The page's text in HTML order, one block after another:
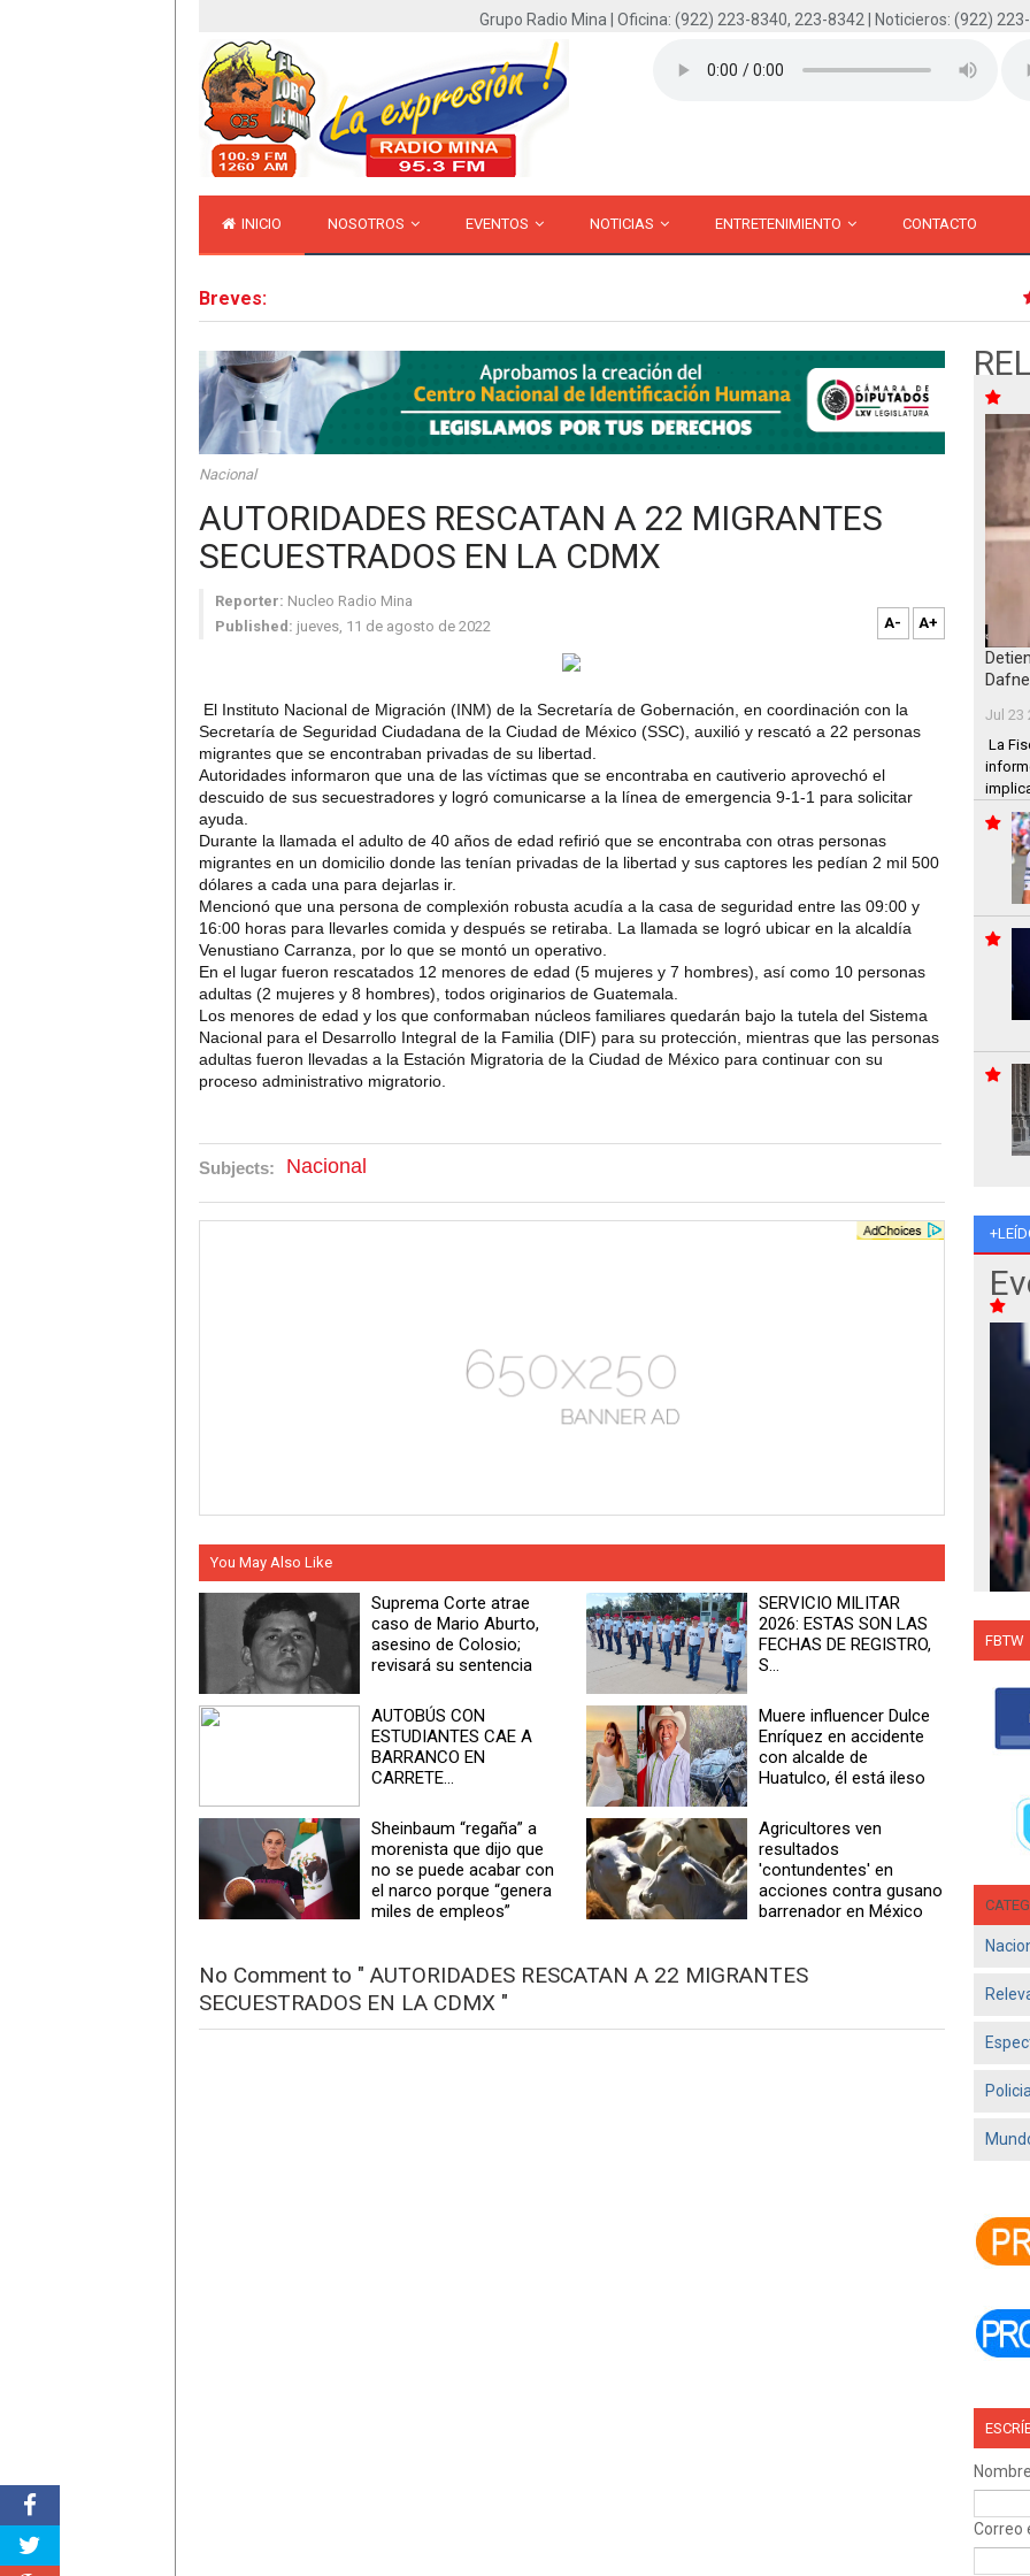
Grupo Radio Mina | Oficina: (922) 223-8340, 223-8342 | Noticieros: (922)
INICIO NOSOTROS EVENTOS NOTICIAS ENTRETENIMIENTO CONTACTO
Breves:
Nacional
AUTORIDADES RESCATAN A 22 MIGRANTES
SECUESTRADOS EN LA CDMX
Reporter: Nucleo Radio Mina
Published: jueves, 11 de agosto de 2022 A- A+
El Instituto Nacional de Migración (INM) de la Secretaría de Gobernación, en coordinación con la
Secretaría de Seguridad Ciudadana de la Ciudad de México (SSC), auxilió y rescató a 22 personas
migrantes que se encontraban privadas de su libertad.
Autoridades informaron que una de las víctimas que se encontraba en cautiverio aprovechó el
descuido de sus secuestradores y logró comunicarse a la línea de emergencia 9-1-1 para solicitar
ayuda.
Durante la llamada el adulto de 40 años de edad refirió que se encontraba con otras personas
migrantes en un domicilio donde las tenían privadas de la libertad y sus captores les pedían 2 mil 500
dólares a cada una para dejarlas ir.
Mencionó que una persona de complexión robusta acudía a la casa de seguridad entre las 09:00 y
16:00 horas para llevarles comida y después se retiraba. La llamada se logró ubicar en la alcaldía
Venustiano Carranza, por lo que se montó un operativo.
En el lugar fueron rescatados 12 menores de edad (5 mujeres y 7 hombres), así como 10 personas
adultas (2 mujeres y 8 hombres), todos originarios de Guatemala.
Los menores de edad y los que conformaban núcleos familiares quedarán bajo la tutela del Sistema
Nacional para el Desarrollo Integral de la Familia (DIF) para su protección, mientras que las personas
adultas fueron llevadas a la Estación Migratoria de la Ciudad de México para continuar con su
proceso administrativo migratorio.
Subjects: Nacional
You May Also Like
Suprema Corte atrae
caso de Mario Aburto,
asesino de Colosio;
revisará su sentencia
SERVICIO MILITAR
2026: ESTAS SON LAS
FECHAS DE REGISTRO,
S...
AUTOBÚS CON
ESTUDIANTES CAE A
BARRANCO EN
CARRETE...
Muere influencer Dulce
Enríquez en accidente
con alcalde de
Huatulco, él está ileso
Sheinbaum “regaña” a
morenista que dijo que
no se puede acabar con
el narco porque “genera
miles de empleos”
Agricultores ven
resultados
'contundentes' en
acciones contra gusano
barrenador en México
No Comment to " AUTORIDADES RESCATAN A 22 MIGRANTES
SECUESTRADOS EN LA CDMX "
Jul 23
La
en
Jun
- El
FBTW
Nombre
Correo